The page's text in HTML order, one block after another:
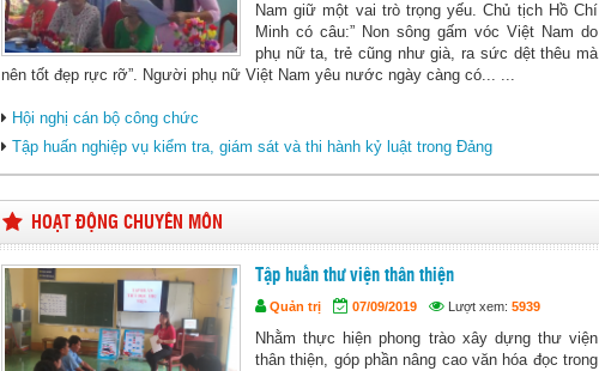
Nam giữ một vai trò trọng yếu. Chủ tịch Hồ Chí
Minh có câu:” Non sông gấm vóc Việt Nam do
phụ nữ ta, trẻ cũng như già, ra sức dệt thêu mà
nên tốt đẹp rực rỡ”. Người phụ nữ Việt Nam yêu nước ngày càng có... ...
Hội nghị cán bộ công chức
Tập huấn nghiệp vụ kiểm tra, giám sát và thi hành kỷ luật trong Đảng
HOẠT ĐỘNG CHUYÊN MÔN
Tập huấn thư viện thân thiện
Quản trị 07/09/2019 Lượt xem: 5939
Nhằm thực hiện phong trào xây dựng thư viện
thân thiện, góp phần nâng cao văn hóa đọc trong